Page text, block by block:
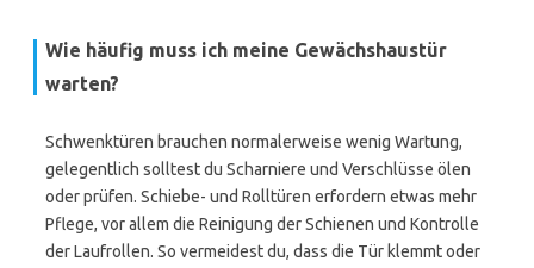
Wie häufig muss ich meine Gewächshaustür
warten?
Schwenktüren brauchen normalerweise wenig Wartung,
gelegentlich solltest du Scharniere und Verschlüsse ölen
oder prüfen. Schiebe- und Rolltüren erfordern etwas mehr
Pflege, vor allem die Reinigung der Schienen und Kontrolle
der Laufrollen. So vermeidest du, dass die Tür klemmt oder